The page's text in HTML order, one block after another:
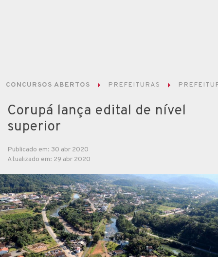
CONCURSOS ABERTOS PREFEITURAS
Corupá lança edital de nível
superior
Publicado em: 30 abr 2020
Atualizado em: 29 abr 2020